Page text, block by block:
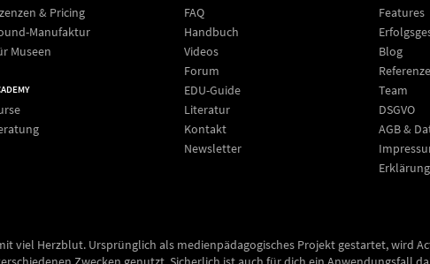
& Pricing
Manufaktur
Museen
FAQ
Handbuch
Videos
Forum
EDU-Guide
Literatur
Kontakt
Newsletter
Features
Blog
Team
DSGVO
AGB &
viel Herzblut. Ursprünglich als medienpädagogisches Projekt gestartet, wird